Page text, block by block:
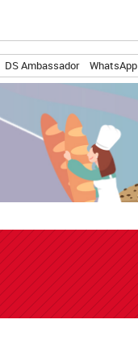
DS Ambassador WhatsApp